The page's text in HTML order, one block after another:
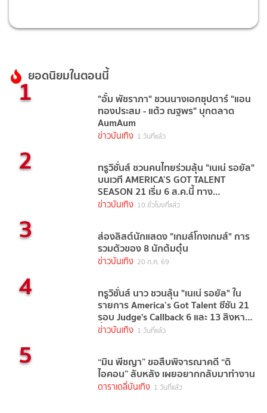
ยอดนิยมในตอนนี้
1 "อั้ม พัชราภา" ชวนนางเอกซุปตาร์ "แอน
ทองประสม - แต้ว ณฐพร" บุกตลาด
AumAum
ข่าวบันเทิง 1 วันที่แล้ว
2 ทรูวิชั่นส์ ชวนคนไทยร่วมลุ้น "เนเน่ รอยัล"
บนเวที AMERICA’S GOT TALENT
SEASON 21 เริ่ม 6 ส.ค.นี้ ทาง
TrueVisions NOW
ข่าวบันเทิง 10 ชั่วโมงที่แล้ว
3 ส่องลิสต์นักแสดง "เกมส์โกงเกมส์" การ
รวมตัวของ 8 นักต้มตุ๋น
ข่าวบันเทิง 20 ก.ค. 69
4 ทรูวิชั่นส์ นาว ชวนลุ้น "เนเน่ รอยัล" ใน
รายการ America’s Got Talent ซีซัน 21
รอบ Judge's Callback 6 และ 13 สิงหาคม
นี้
ข่าวบันเทิง 1 วันที่แล้ว
5 “มิน พีชญา” ขอสืบพิจารณาคดี “ดิ
ไอคอน” ลับหลัง เผยอยากกลับมาทำงาน
ดาราเดลี่บันเทิง 1 วันที่แล้ว